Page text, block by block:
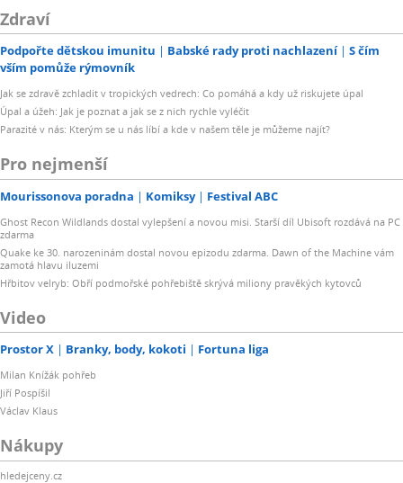
Zdraví
Podpořte dětskou imunitu Babské rady proti nachlazení
S čím
vším pomůže rýmovník
Jak se zdravě zchladit v tropických vedrech: Co pomáhá a kdy už riskujete úpal
Úpal a úžeh: Jak je poznat a jak se z nich rychle vyléčit
Parazité v nás: Kterým se u nás líbí a kde v našem těle je můžeme najít?
Pro nejmenší
Mourissonova poradna Komiksy Festival ABC
Ghost Recon Wildlands dostal vylepšení a novou misi. Starší díl Ubisoft rozdává na PC
zdarma
Quake ke 30. narozeninám dostal novou epizodu zdarma. Dawn of the Machine vám
zamotá hlavu iluzemi
Hřbitov velryb: Obří podmořské pohřebiště skrývá miliony pravěkých kytovců
Video
Prostor X Branky, body, kokoti Fortuna liga
Milan Knížák pohřeb
Jiří Pospíšil
Václav Klaus
Nákupy
hledejceny.cz